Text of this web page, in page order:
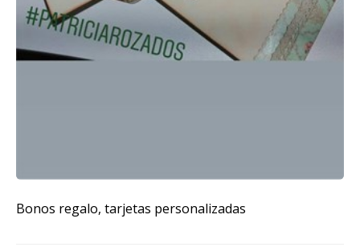
Bonos regalo, tarjetas personalizadas